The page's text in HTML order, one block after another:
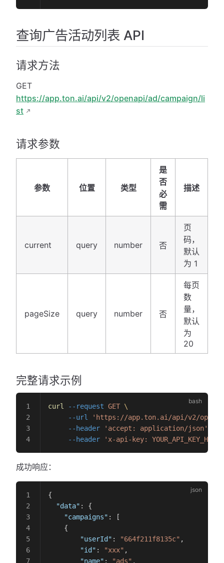
查询广告活动列表 API
请求方法
GET
https://app.ton.ai/api/v2/openapi/ad/campaign/li
st
请求参数
参数 位置 类型
是
否
必
需
描述
current query number 否
页
码，
默认
为 1
pageSize query number 否
每页
数
量，
默认
为
20
完整请求示例
curl --request GET \
     --url
'https://app.ton.ai/api/v2/
     --header
'accept: application/json'
     --header
'x-api-key: YOUR_API_KEY_HERE'
成功响应：
{
  "data"
: {
    "campaigns"
: [
    {
        "userId"
: "664f211f8135c" ,
        "id"
: "xxx" ,
        "name"
: "ads" ,